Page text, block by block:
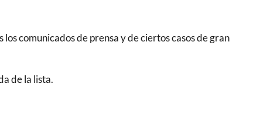
comunicados de prensa y de ciertos casos de gran
de la lista.